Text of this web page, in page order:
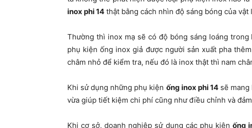
inox phi 14 thật bằng cách nhìn độ sáng bóng của vật
Thường thì inox mạ sẽ có độ bóng sáng loáng
phụ kiện ống inox giả được người sản xuất pha
châm nhỏ để kiểm tra, nếu đó là inox thật thì nam
Khi sử dụng những phụ kiện ống inox phi 14sẽ mang
vừa giúp tiết kiệm chi phí cũng như điều chỉnh và
Khi cơ sở, doanh nghiệp sử dụng các phụ kiện ống